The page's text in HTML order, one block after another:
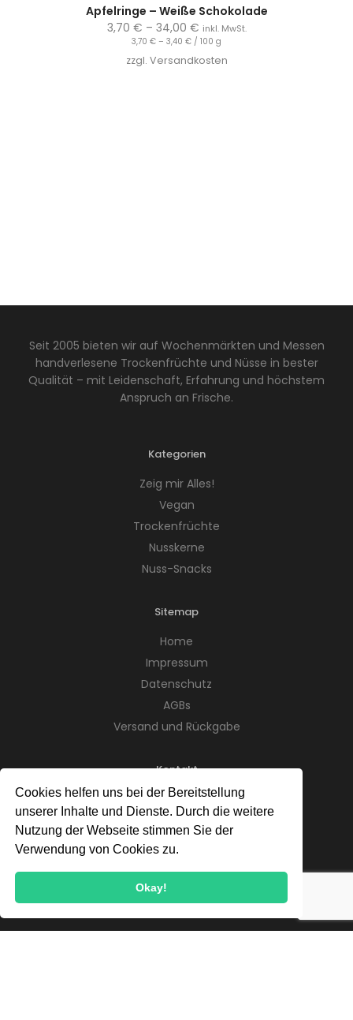
Cookies helfen uns bei der Bereitstellung
unserer Inhalte und Dienste. Durch die weitere
Nutzung der Webseite stimmen Sie der
Verwendung von Cookies zu.
Okay!
Apfelringe – Weiße Schokolade
3,70 € – 34,00 € inkl. MwSt.
3,70 € – 3,40 € / 100 g
zzgl. Versandkosten
Seit 2005 bieten wir auf Wochenmärkten und Messen
handverlesene Trockenfrüchte und Nüsse in bester
Qualität – mit Leidenschaft, Erfahrung und höchstem
Anspruch an Frische.
Kategorien
Zeig mir Alles!
Vegan
Trockenfrüchte
Nusskerne
Nuss-Snacks
Sitemap
Home
Impressum
Datenschutz
AGBs
Versand und Rückgabe
Kontakt
Telefon:+49 (0) 176 82199881
Adresse:St. Gallener Str. 7
89079 Ulm
E-Mail:info@doerrmeister.de